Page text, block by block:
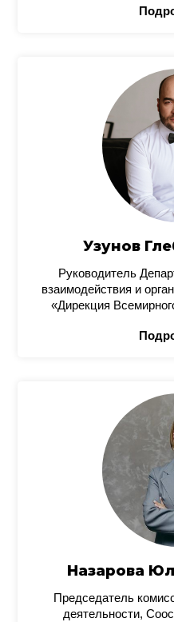
Узунов
Руководитель
взаимодействия и
«Дирекция
Назарова
Председатель
деятельности,